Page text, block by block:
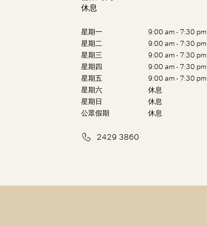
休息
星期一
9:00 am - 7:30 pm
星期二
9:00 am - 7:30 pm
星期三
9:00 am - 7:30 pm
星期四
9:00 am - 7:30 pm
星期五
9:00 am - 7:30 pm
星期六
休息
星期日
休息
公眾假期
休息
2429 3860